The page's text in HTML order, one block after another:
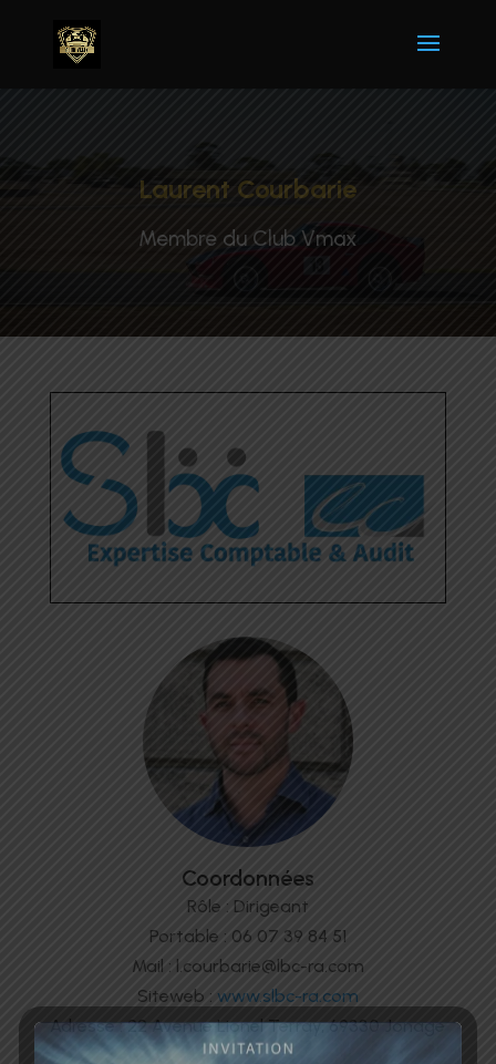
Laurent Courbarie
Membre du Club Vmax
Coordonnées
Rôle : Dirigeant
Portable : 06 07 39 84 51
Mail : l.courbarie@lbc-ra.com
Siteweb : www.slbc-ra.com
Adresse : 22 Avenue Lionel Terray, 69330 Jonage